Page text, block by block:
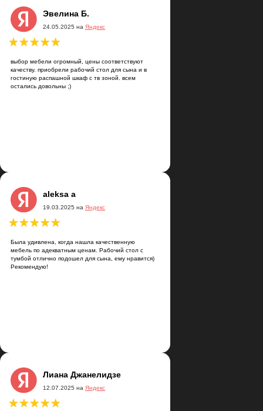
Эвелина Б.
выбор мебели огромный, цены соответствуют
качеству. приобрели рабочий стол для сына и в
гостиную распашной шкаф с тв зоной. всем
остались довольны ;)
24.05.2025 на Яндекс
товаров на любой вкус и
качество, профессиональное
Делают быстро и четко
aleksa a
Была удивлена, когда нашла качественную
мебель по адекватным ценам. Рабочий стол с
тумбой отлично подошел для сына, ему нравится)
Рекомендую!
19.03.2025 на Яндекс
Лиана Джанелидзе
12.07.2025 на Яндекс